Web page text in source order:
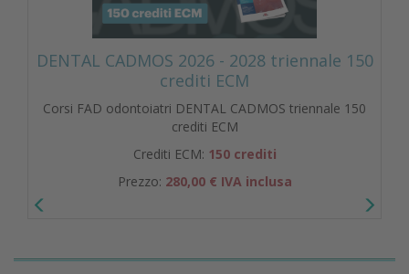
DENTAL CADMOS 2026 - 2028 triennale 150
crediti ECM
Corsi FAD odontoiatri DENTAL CADMOS triennale 150
crediti ECM
Crediti ECM: 150 crediti
Prezzo: 280,00 € IVA inclusa